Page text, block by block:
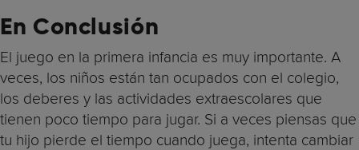
En Conclusión
El juego en la primera infancia es muy importante. A
veces, los niños están tan ocupados con el colegio,
los deberes y las actividades extraescolares que
tienen poco tiempo para jugar. Si a veces piensas que
tu hijo pierde el tiempo cuando juega, intenta cambiar